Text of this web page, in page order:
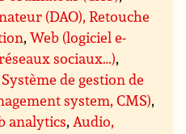
(DAO), Retouche
,Web (logiciel e-
sociaux…),
Système de gestion de
system, CMS),
analytics, Audio,